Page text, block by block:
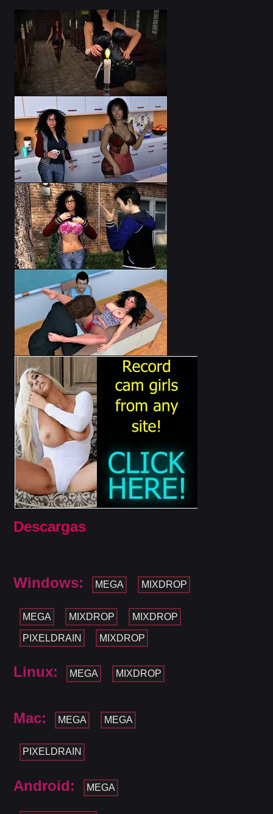
Descargas
Windows: MEGA MIXDROP
MEGA MIXDROP MIXDROP
PIXELDRAIN MIXDROP
Linux: MEGA MIXDROP
Mac: MEGA MEGA
PIXELDRAIN
Android: MEGA